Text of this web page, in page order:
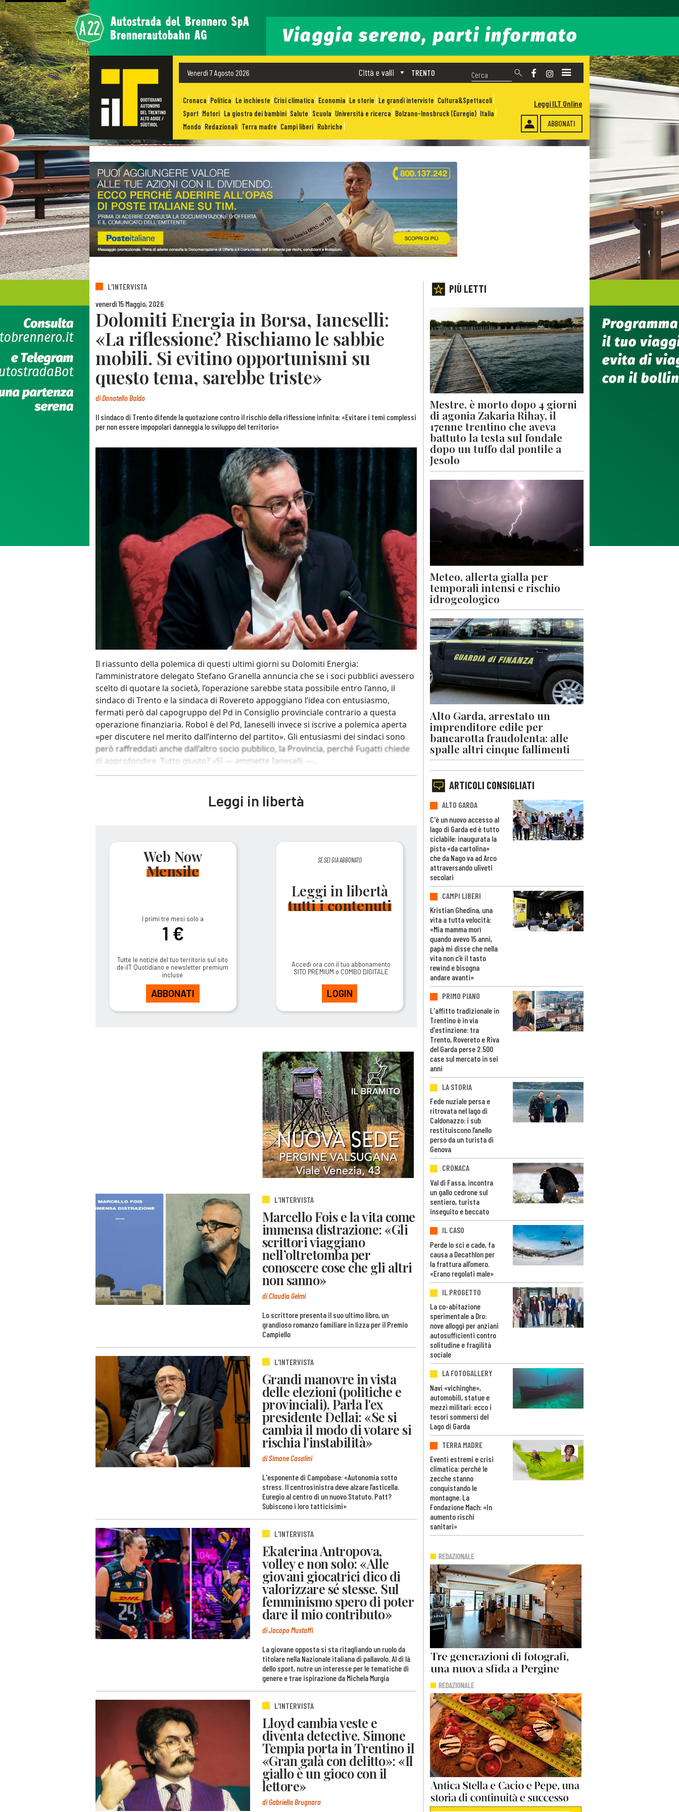
Venerdì 7 Agosto 2026 TRENTO
Città e valli
Cronaca Politica Le inchieste Crisi climatica Economia Le storie Le grandi interviste Cultura&Spettacoli
Sport Motori La giostra dei bambini Salute Scuola Università e ricerca Bolzano-Innsbruck (Euregio) Italia
Mondo Redazionali Terra madre Campi liberi Rubriche ABBONATI
Leggi ILT Online
L'INTERVISTA
venerdì 15 Maggio, 2026
Dolomiti Energia in Borsa, Ianeselli:
«La riflessione? Rischiamo le sabbie
mobili. Si evitino opportunismi su
questo tema, sarebbe triste»
diDonatello Baldo
Il sindaco di Trento difende la quotazione contro il rischio della riflessione infinita: «Evitare i temi complessi
per non essere impopolari danneggia lo sviluppo del territorio»
Il riassunto della polemica di questi ultimi giorni su Dolomiti Energia:
l’amministratore delegato Stefano Granella annuncia che se i soci pubblici avessero
scelto di quotare la società, l’operazione sarebbe stata possibile entro l’anno, il
sindaco di Trento e la sindaca di Rovereto appoggiano l’idea con entusiasmo,
fermati però dal capogruppo del Pd in Consiglio provinciale contrario a questa
operazione finanziaria. Robol è del Pd, Ianeselli invece si iscrive a polemica aperta
«per discutere nel merito dall’interno del partito». Gli entusiasmi dei sindaci sono
però raffreddati anche dall’altro socio pubblico, la Provincia, perché Fugatti chiede
di approfondire. Tutto giusto? «Sì — ammette Ianeselli —...
Leggi in libertà
Web Now
Mensile
I primi tre mesi solo a
1 €
Tutte le notizie del tuo territorio sul sito
de ilT Quotidiano e newsletter premium
incluse
ABBONATI
SE SEI GIÀ ABBONATO
Leggi in libertà
tutti i contenuti
Accedi ora con il tuo abbonamento
SITO PREMIUM o COMBO DIGITALE
LOGIN
L'INTERVISTA
Marcello Fois e la vita come
immensa distrazione: «Gli
scrittori viaggiano
nell’oltretomba per
conoscere cose che gli altri
non sanno»
di Claudia Gelmi
Lo scrittore presenta il suo ultimo libro, un
grandioso romanzo familiare in lizza per il Premio
Campiello
L'INTERVISTA
Grandi manovre in vista
delle elezioni (politiche e
provinciali). Parla l'ex
presidente Dellai: «Se si
cambia il modo di votare si
rischia l'instabilità»
di Simone Casalini
L'esponente di Campobase: «Autonomia sotto
stress. Il centrosinistra deve alzare l’asticella.
Euregio al centro di un nuovo Statuto. Patt?
Subiscono i loro tatticisimi»
L'INTERVISTA
Ekaterina Antropova,
volley e non solo: «Alle
giovani giocatrici dico di
valorizzare sé stesse. Sul
femminismo spero di poter
dare il mio contributo»
di Jacopo Mustaffi
La giovane opposta si sta ritagliando un ruolo da
titolare nella Nazionale italiana di pallavolo. Al di là
dello sport, nutre un interesse per le tematiche di
genere e trae ispirazione da Michela Murgia
L'INTERVISTA
Lloyd cambia veste e
diventa detective. Simone
Tempia porta in Trentino il
«Gran galà con delitto»: «Il
giallo è un gioco con il
lettore»
di Gabriella Brugnara
PIÙ LETTI
Mestre, è morto dopo 4 giorni
di agonia Zakaria Rihay, il
17enne trentino che aveva
battuto la testa sul fondale
dopo un tuffo dal pontile a
Jesolo
Meteo, allerta gialla per
temporali intensi e rischio
idrogeologico
Alto Garda, arrestato un
imprenditore edile per
bancarotta fraudolenta: alle
spalle altri cinque fallimenti
ARTICOLI CONSIGLIATI
ALTO GARDA
C'è un nuovo accesso al
lago di Garda ed è tutto
ciclabile: inaugurata la
pista «da cartolina»
che da Nago va ad Arco
attraversando uliveti
secolari
CAMPI LIBERI
Kristian Ghedina, una
vita a tutta velocità:
«Mia mamma morì
quando avevo 15 anni,
papà mi disse che nella
vita non c’è il tasto
rewind e bisogna
andare avanti»
PRIMO PIANO
L'affitto tradizionale in
Trentino è in via
d'estinzione: tra
Trento, Rovereto e Riva
del Garda perse 2.500
case sul mercato in sei
anni
LA STORIA
Fede nuziale persa e
ritrovata nel lago di
Caldonazzo: i sub
restituiscono l’anello
perso da un turista di
Genova
CRONACA
Val di Fassa, incontra
un gallo cedrone sul
sentiero, turista
inseguito e beccato
IL CASO
Perde lo sci e cade, fa
causa a Decathlon per
la frattura all’omero.
«Erano regolati male»
IL PROGETTO
La co-abitazione
sperimentale a Dro:
nove alloggi per anziani
autosufficienti contro
solitudine e fragilità
sociale
LA FOTOGALLERY
Navi «vichinghe»,
automobili, statue e
mezzi militari: ecco i
tesori sommersi del
Lago di Garda
TERRA MADRE
Eventi estremi e crisi
climatica: perché le
zecche stanno
conquistando le
montagne. La
Fondazione Mach: «In
aumento rischi
sanitari»